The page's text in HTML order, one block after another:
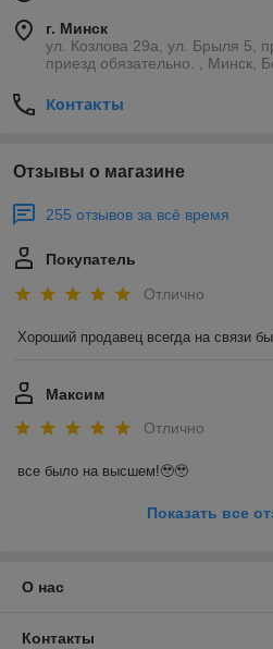
г. Минск
ул. Козлова 29а, ул. Брыля 5,
приезд обязательно. , Минск,
Контакты
Отзывы о магазине
255 отзывов за всё время
Покупатель
Отлично
Хороший продавец всегда на связи
Максим
Отлично
все было на высшем!🥹🥹
Показать все
О нас
Контакты